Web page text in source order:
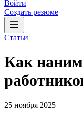
Войти
Создать резюме
Статьи
Как
25 ноября 2025